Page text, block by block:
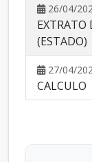
26/04/
EXTRATO
(ESTADO)
27/04/
CALCULO